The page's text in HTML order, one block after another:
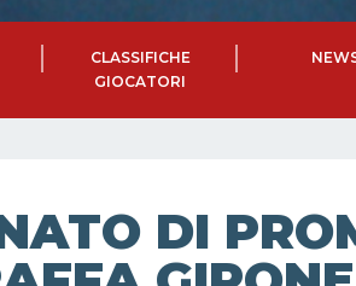
CLASSIFICHE
GIOCATORI
DI